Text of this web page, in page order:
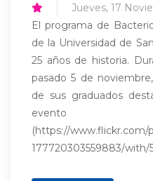
Jueves, 17
El programa de
de la Universidad de
25 años de historia.
pasado 5 de
de sus graduados
(https://www.flickr.com/
177720303559883/with/